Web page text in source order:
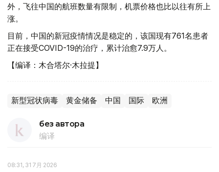
外，飞往中国的航班数量有限制，机票价格也比以往有所上
涨。
目前，中国的新冠疫情情况是稳定的，该国现有761名患者
正在接受COVID-19的治疗，累计治愈7.9万人。
【编译：木合塔尔·木拉提】
新型冠状病毒 黄金储备 中国 国际 欧洲
без автора
编译
08:31, 31 7月 2026